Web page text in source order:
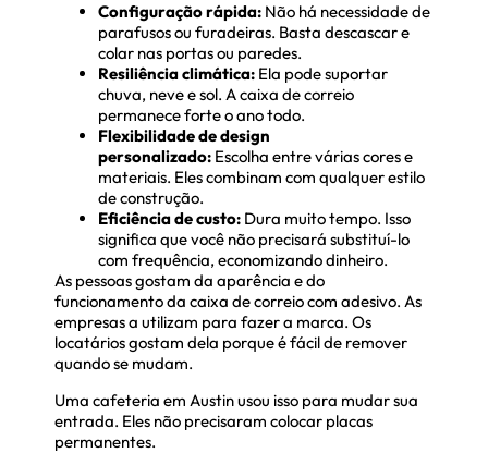
Configuração rápida: Não há necessidade de
parafusos ou furadeiras. Basta descascar e
colar nas portas ou paredes.
Resiliência climática: Ela pode suportar
chuva, neve e sol. A caixa de correio
permanece forte o ano todo.
Flexibilidade de design
personalizado: Escolha entre várias cores e
materiais. Eles combinam com qualquer estilo
de construção.
Eficiência de custo: Dura muito tempo. Isso
significa que você não precisará substituí-lo
com frequência, economizando dinheiro.
As pessoas gostam da aparência e do
funcionamento da caixa de correio com adesivo. As
empresas a utilizam para fazer a marca. Os
locatários gostam dela porque é fácil de remover
quando se mudam.
Uma cafeteria em Austin usou isso para mudar sua
entrada. Eles não precisaram colocar placas
permanentes.